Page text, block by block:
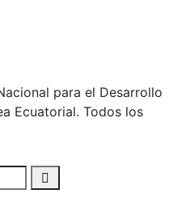
para el Desarrollo
Ecuatorial. Todos los